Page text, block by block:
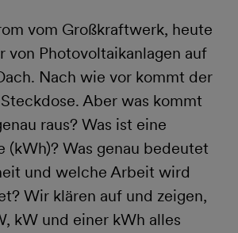
vom Großkraftwerk, heute
von Photovoltaikanlagen auf
Nach wie vor kommt der
Aber was kommt
raus? Was ist eine
(kWh)? Was genau bedeutet
und welche Arbeit wird
Wir klären auf und zeigen,
kW und einer kWh alles